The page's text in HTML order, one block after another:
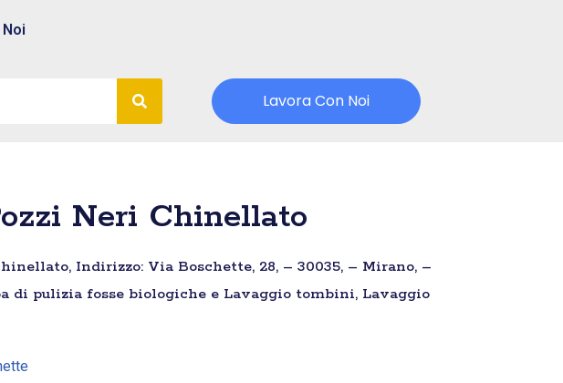
Lavora Con Noi
Neri Chinellato
Indirizzo: Via Boschette, 28, – 30035, – Mirano, –
di pulizia fosse biologiche e Lavaggio tombini, Lavaggio